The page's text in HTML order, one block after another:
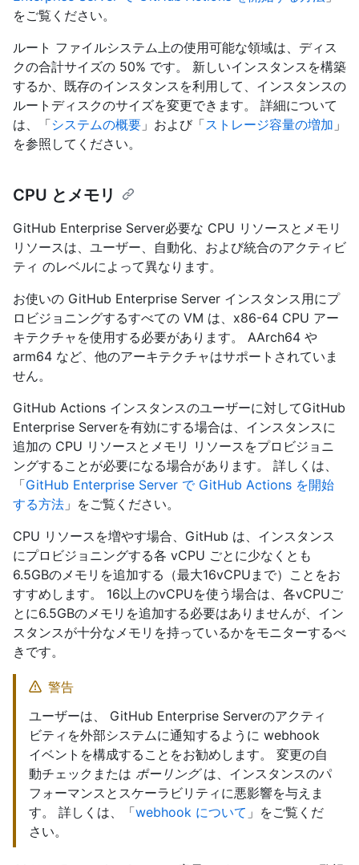
をご覧ください。
ルート ファイルシステム上の使用可能な領域は、ディス
クの合計サイズの 50% です。 新しいインスタンスを構築
するか、既存のインスタンスを利用して、インスタンスの
ルートディスクのサイズを変更できます。 詳細について
は、「システムの概要 」および「ストレージ容量の増加 」
を参照してください。
CPU とメモリ
GitHub Enterprise Server必要な CPU リソースとメモリ
リソースは、ユーザー、自動化、および統合のアクティビ
ティ のレベルによって異なります。
お使いの GitHub Enterprise Server インスタンス用にプ
ロビジョニングするすべての VM は、x86-64 CPU アー
キテクチャを使用する必要があります。 AArch64 や
arm64 など、他のアーキテクチャはサポートされていま
せん。
GitHub Actions インスタンスのユーザーに対してGitHub
Enterprise Serverを有効にする場合は、インスタンスに
追加の CPU リソースとメモリ リソースをプロビジョニ
ングすることが必要になる場合があります。 詳しくは、
「GitHub Enterprise Server で GitHub Actions を開始
する方法 」をご覧ください。
CPU リソースを増やす場合、GitHub は、インスタンス
にプロビジョニングする各 vCPU ごとに少なくとも
6.5GBのメモリを追加する（最大16vCPUまで）ことをお
すすめします。 16以上のvCPUを使う場合は、各vCPUご
とに6.5GBのメモリを追加する必要はありませんが、イン
スタンスが十分なメモリを持っているかをモニターするべ
きです。
警告
ユーザーは、 GitHub Enterprise Serverのアクティ
ビティを外部システムに通知するように webhook
イベントを構成することをお勧めします。 変更の自
動チェックまたは ポーリングは、インスタンスのパ
フォーマンスとスケーラビリティに悪影響を与えま
す。 詳しくは、「webhook について 」をご覧くだ
さい。